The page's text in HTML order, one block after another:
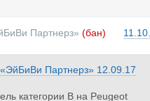
Партнерз» (бан)
Партнерз» 12.09.17
категории В на Peugeot